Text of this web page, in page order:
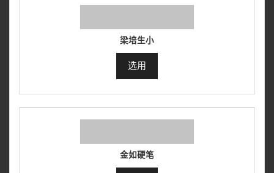
梁培生小
选用
金如硬笔